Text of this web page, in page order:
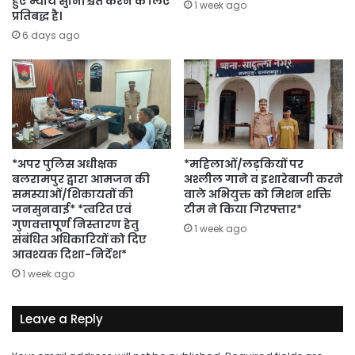
प्रतिबद्ध है।
6 days ago
1 week ago
*अपर पुलिस अधीक्षक
बलरामपुर द्वारा आमजन की
समस्याओं/शिकायतों की
जनसुनवाई* *त्वरित एवं
गुणवत्तापूर्ण निस्तारण हेतु
संबंधित अधिकारियों को दिए
आवश्यक दिशा-निर्देश*
1 week ago
*महिलाओं/लड़कियों पर
अश्लील गाने व इशारेबाजी करने
वाले अभियुक्त को मिशन शक्ति
टीम ने किया गिरफ्तार*
1 week ago
Leave a Reply